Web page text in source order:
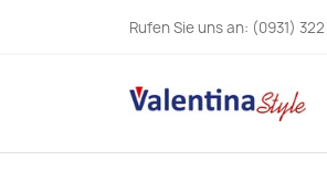
Rufen Sie uns an: (0931)